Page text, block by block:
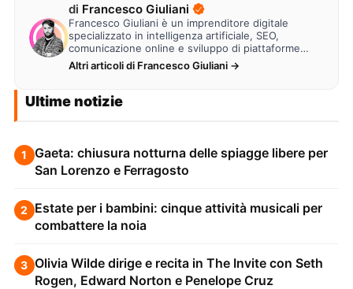
di Francesco Giuliani
Francesco Giuliani è un imprenditore digitale
specializzato in intelligenza artificiale, SEO,
comunicazione online e sviluppo di piattaforme
web. Lavora alla creazione di…
Altri articoli di Francesco Giuliani →
Ultime notizie
1
Gaeta: chiusura notturna delle spiagge libere per
San Lorenzo e Ferragosto
2 Estate per i bambini: cinque attività musicali per
combattere la noia
3 Olivia Wilde dirige e recita in The Invite con Seth
Rogen, Edward Norton e Penelope Cruz